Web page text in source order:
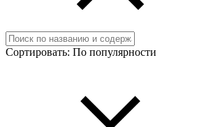
Сортировать: По популярности